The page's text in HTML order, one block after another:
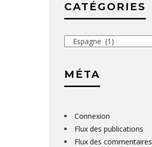
CATÉGORIES
Catégories
MÉTA
Connexion
Flux des publications
Flux des commentaires